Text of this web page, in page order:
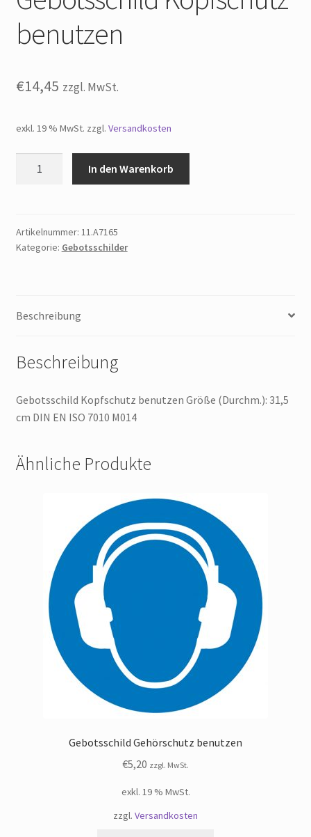
Widerrufsbelehrung
benutzen
€14,45 zzgl. MwSt.
exkl. 19 % MwSt. zzgl. Versandkosten
In den Warenkorb
Artikelnummer: 11.A7165
Kategorie: Gebotsschilder
Beschreibung
Beschreibung
Gebotsschild Kopfschutz benutzen Größe (Durchm.): 31,5
cm DIN EN ISO 7010 M014
Ähnliche Produkte
Gebotsschild Gehörschutz benutzen
€5,20 zzgl. MwSt.
exkl. 19 % MwSt.
zzgl. Versandkosten